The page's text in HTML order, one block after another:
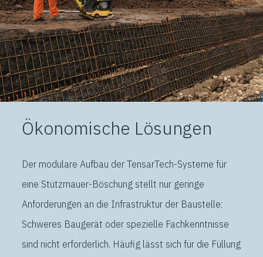
Ökonomische Lösungen
Der modulare Aufbau der TensarTech-Systeme für
eine Stützmauer-Böschung stellt nur geringe
Anforderungen an die Infrastruktur der Baustelle:
Schweres Baugerät oder spezielle Fachkenntnisse
sind nicht erforderlich. Häufig lässt sich für die Füllung